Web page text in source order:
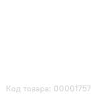
Код товара: 00001757